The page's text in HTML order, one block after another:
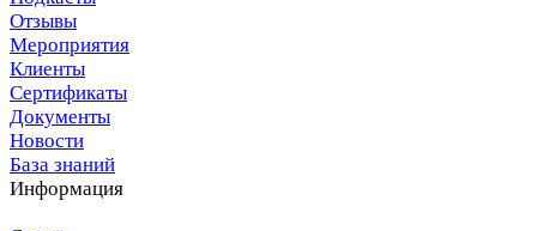
Отзывы
Мероприятия
Клиенты
Сертификаты
Документы
Новости
База знаний
Информация